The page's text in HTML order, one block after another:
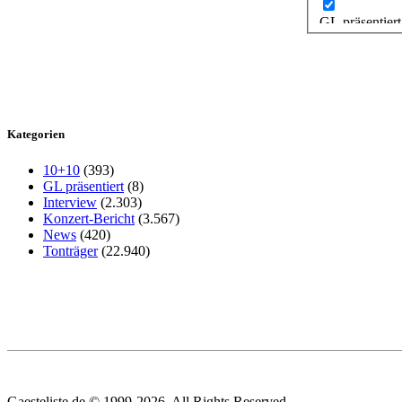
GL präsentiert
Kategorien
10+10 (393)
GL präsentiert (8)
Interview (2.303)
Konzert-Bericht (3.567)
News (420)
Tonträger(22.940)